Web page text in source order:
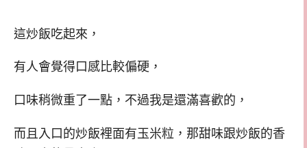
這炒飯吃起來，
有人會覺得口感比較偏硬，
口味稍微重了一點，不過我是還滿喜歡的，
而且入口的炒飯裡面有玉米粒，那甜味跟炒飯的香